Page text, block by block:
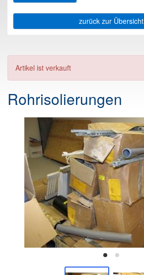
zurück zur Übersicht
Artikel ist verkauft
Rohrisolierungen